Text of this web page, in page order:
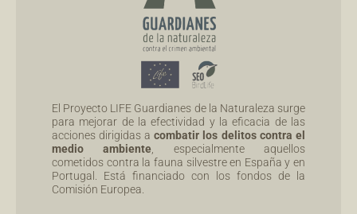
El Proyecto LIFE Guardianes de la Naturaleza surge
para mejorar de la efectividad y la eficacia de las
acciones dirigidas a combatir los delitos contra el
medio ambiente , especialmente aquellos
cometidos contra la fauna silvestre en España y en
Portugal. Está financiado con los fondos de la
Comisión Europea.